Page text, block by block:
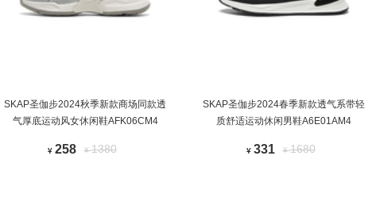
SKAP圣伽步2024秋季新款商场同款透
气厚底运动风女休闲鞋AFK06CM4
¥ 258 ¥1380
SKAP圣伽步2024春季新款透气系带轻
质舒适运动休闲男鞋A6E01AM4
¥ 331 ¥1680